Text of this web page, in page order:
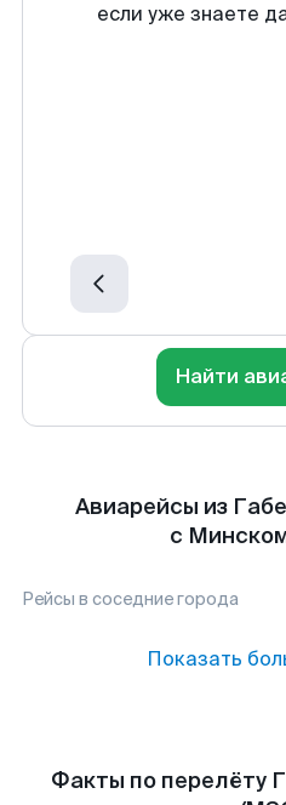
если уже знаете
Найти
Авиарейсы из
с
Рейсы в соседние города
Показать
Факты по перелёту